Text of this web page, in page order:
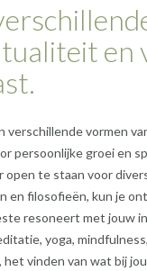
en
verschillende vormen
persoonlijke groei en
open te staan voor
en filosofieën, kun je
resoneert met jouw
yoga,
vinden van wat bij